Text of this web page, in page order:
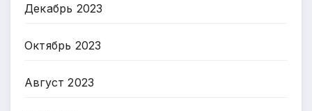
Декабрь 2023
Октябрь 2023
Август 2023